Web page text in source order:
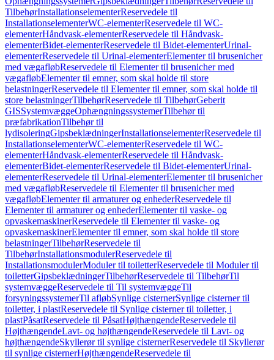
TilbehørInstallationselementerReservedele til
InstallationselementerWC-elementerReservedele til WC-
elementerHåndvask-elementerReservedele til Håndvask-
elementerBidet-elementerReservedele til Bidet-elementerUrinal-
elementerReservedele til Urinal-elementerElementer til brusenicher
med vægafløbReservedele til Elementer til brusenicher med
vægafløbElementer til emner, som skal holde til store
belastningerReservedele til Elementer til emner, som skal holde til
store belastningerTilbehørReservedele til TilbehørGeberit
GISSystemvæggeOphængningssystemerTilbehør til
præfabrikationTilbehør til
lydisoleringGipsbeklædningerInstallationselementerReservedele til
InstallationselementerWC-elementerReservedele til WC-
elementerHåndvask-elementerReservedele til Håndvask-
elementerBidet-elementerReservedele til Bidet-elementerUrinal-
elementerReservedele til Urinal-elementerElementer til brusenicher
med vægafløbReservedele til Elementer til brusenicher med
vægafløbElementer til armaturer og enhederReservedele til
Elementer til armaturer og enhederElementer til vaske- og
opvaskemaskinerReservedele til Elementer til vaske- og
opvaskemaskinerElementer til emner, som skal holde til store
belastningerTilbehørReservedele til
TilbehørInstallationsmodulerReservedele til
InstallationsmodulerModuler til toiletterReservedele til Moduler til
toiletterGipsbeklædningerTilbehørReservedele til TilbehørTil
systemvæggeReservedele til Til systemvæggeTil
forsyningssystemerTil afløbSynlige cisternerSynlige cisterner til
toiletter, i plastReservedele til Synlige cisterner til toiletter, i
plastPåsatReservedele til PåsatHøjthængendeReservedele til
HøjthængendeLavt- og højthængendeReservedele til Lavt- og
højthængendeSkyllerør til synlige cisternerReservedele til Skyllerør
til synlige cisternerHøjthængendeReservedele til